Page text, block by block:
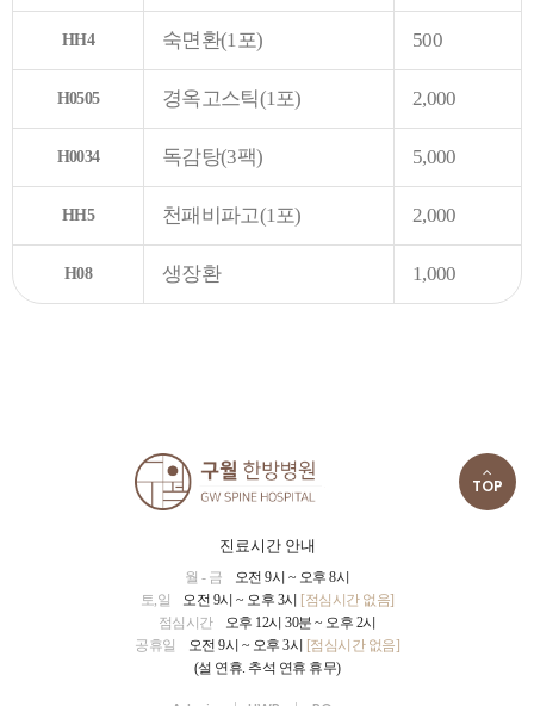
HH4 숙면환(1포) 500
H0505 경옥고스틱(1포) 2,000
H0034 독감탕(3팩) 5,000
HH5 천패비파고(1포) 2,000
H08 생장환 1,000
TOP
진료시간 안내
월 - 금
오전 9시 ~ 오후 8시
토,일
오전 9시 ~ 오후 3시 [점심시간 없음]
점심시간
오후 12시 30분 ~ 오후 2시
공휴일
오전 9시 ~ 오후 3시 [점심시간 없음]
(설 연휴. 추석 연휴 휴무)